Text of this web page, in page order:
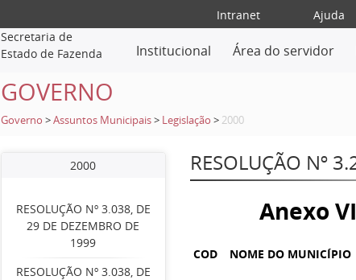
Intranet Ajuda
Secretaria de
Estado de Fazenda
Institucional Área do servidor
GOVERNO
Governo >Assuntos Municipais > Legislação > 2000
2000
RESOLUÇÃO Nº 3.038, DE
29 DE DEZEMBRO DE
1999
RESOLUÇÃO Nº 3.038, DE
RESOLUÇÃO Nº
Anexo
COD NOME DO MUNICÍPIO